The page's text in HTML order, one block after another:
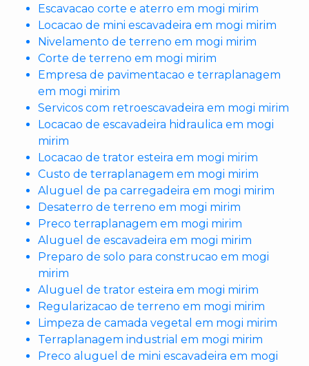
Escavacao corte e aterro em mogi mirim
Locacao de mini escavadeira em mogi mirim
Nivelamento de terreno em mogi mirim
Corte de terreno em mogi mirim
Empresa de pavimentacao e terraplanagem
em mogi mirim
Servicos com retroescavadeira em mogi mirim
Locacao de escavadeira hidraulica em mogi
mirim
Locacao de trator esteira em mogi mirim
Custo de terraplanagem em mogi mirim
Aluguel de pa carregadeira em mogi mirim
Desaterro de terreno em mogi mirim
Preco terraplanagem em mogi mirim
Aluguel de escavadeira em mogi mirim
Preparo de solo para construcao em mogi
mirim
Aluguel de trator esteira em mogi mirim
Regularizacao de terreno em mogi mirim
Limpeza de camada vegetal em mogi mirim
Terraplanagem industrial em mogi mirim
Preco aluguel de mini escavadeira em mogi